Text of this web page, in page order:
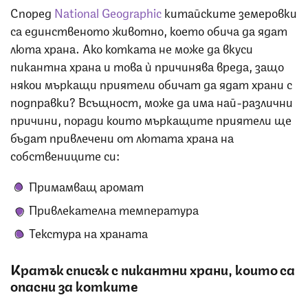
Според National Geographicкитайските земеровки
са единственото животно, което обича да ядат
люта храна. Ако котката не може да вкуси
пикантна храна и това ѝ причинява вреда, защо
някои мъркащи приятели обичат да ядат храни с
подправки? Всъщност, може да има най-различни
причини, поради които мъркащите приятели ще
бъдат привлечени от лютата храна на
собствениците си:
Примамващ аромат
Привлекателна температура
Текстура на храната
Кратък списък с пикантни храни, които са
опасни за котките